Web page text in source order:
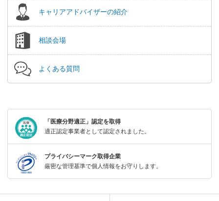
キャリアアドバイザーの紹介
相談会場
よくある質問
「医療分野適正」認定を取得
適正認定事業者として認定されました。
プライバシーマーク取得企業
厳密な管理基準で個人情報をお守りします。